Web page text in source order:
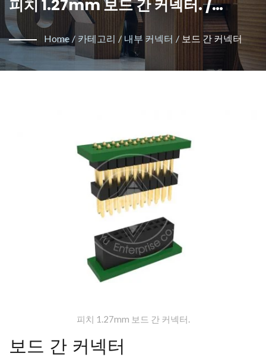
피치 1.27mm 보드 간 커넥터. /
Tarng Yu Enterprise Co., Ltd.는
와이어 투 보드 커넥터를 제조하는 전
문 제조업체입니다.
Home / 카테고리 / 내부 커넥터 / 보드 간 커넥터
피치 1.27mm 보드 간 커넥터.
보드 간 커넥터